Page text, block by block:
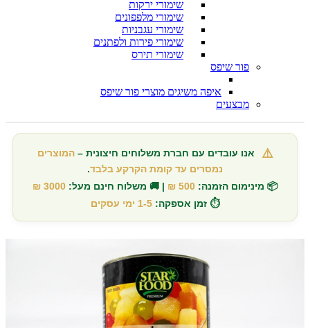
שימורי ירקות
שימורי מלפפונים
שימורי עגבניות
שימורי פירות ולפתנים
שימורי תירס
פור שיפס
איפה משיגים מוצרי פור שיפס
מבצעים
⚠️ אנו עובדים עם חברת משלוחים חיצונית –המוצרים
נמסרים עד קומת הקרקע בלבד.
📦 מינימום הזמנה: 500 ₪ | 🚚 משלוח חינם מעל: 3000 ₪
⏱️ זמן אספקה: 1-5 ימי עסקים